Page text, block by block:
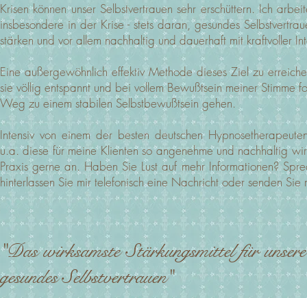
Krisen können unser Selbstvertrauen sehr erschüttern. Ich
insbesondere in der Krise - stets daran, gesundes
stärken und vor allem nachhaltig und dauerhaft mit kraftvoller
Eine außergewöhnlich effektiv Methode dieses Ziel zu
sie völlig entspannt und bei vollem Bewußtsein meiner Stimme
Weg zu einem stabilen Selbstbewußtsein gehen.
Intensiv von einem der besten deutschen
u.a. diese für meine Klienten so angenehme und nachhaltig
Praxis gerne an. Haben Sie Lust auf mehr Informationen?
hinterlassen Sie mir telefonisch eine Nachricht oder senden
"Das wirksamste Stärkungsmittel für
gesundes Selbstvertrauen"